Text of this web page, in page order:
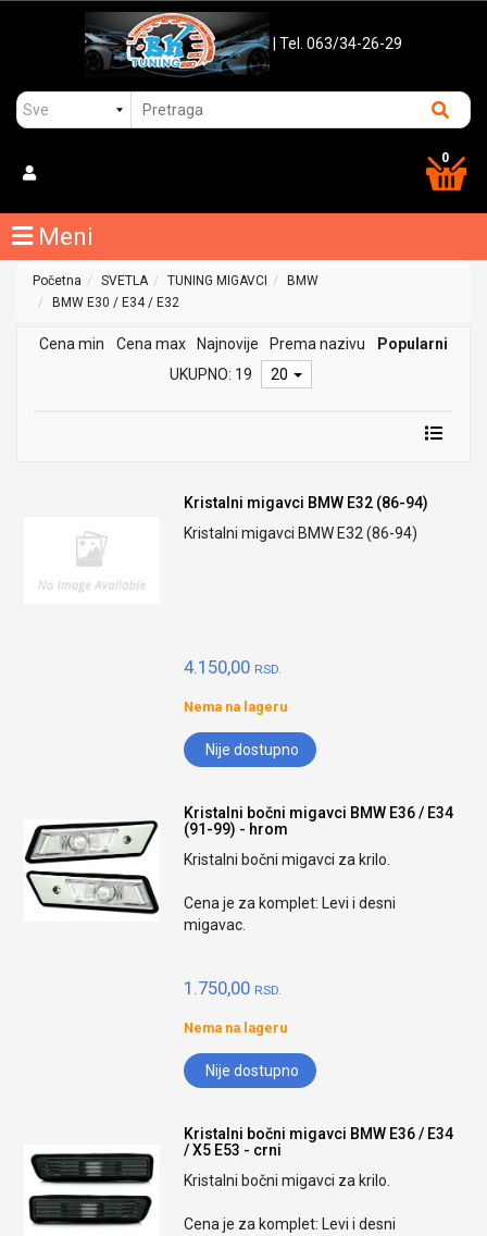
| Tel. 063/34-26-29
0
Meni
Početna SVETLA TUNING MIGAVCI
BMW
BMW E30 / E34 / E32
Cena min Cena max Najnovije Prema nazivu
Popularni
UKUPNO: 19
20
Kristalni migavci BMW E32 (86-94)
Kristalni migavci BMW E32 (86-94)
4.150,00 RSD.
Nema na lageru
Nije dostupno
Kristalni bočni migavci BMW E36 / E34
(91-99) - hrom
Kristalni bočni migavci za krilo.
Cena je za komplet: Levi i desni
migavac.
1.750,00 RSD.
Nema na lageru
Nije dostupno
Kristalni bočni migavci BMW E36 / E34
/ X5 E53 - crni
Kristalni bočni migavci za krilo.
Cena je za komplet: Levi i desni